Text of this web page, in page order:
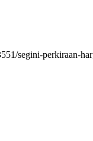
segini-perkiraan-